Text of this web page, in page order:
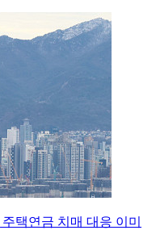
택연금 치매 대응 이미